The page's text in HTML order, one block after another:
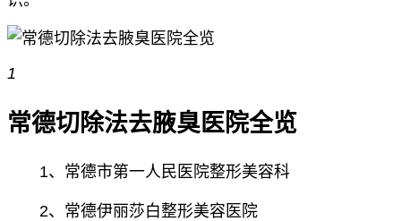
1
常德切除法去腋臭医院全览
1、常德市第一人民医院整形美容科
2、常德伊丽莎白整形美容医院